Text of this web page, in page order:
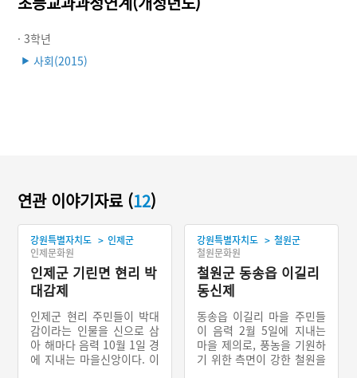
· 3학년
▶ 사회(2015)
연관 이야기자료 (12)
강원특별자치도 > 인제군
인제문화원
인제군 기린면 현리 박
대감제
인제군 현리 주민들이 박대
감이라는 인물을 신으로 삼
아 해마다 음력 10월 1일 경
에 지내는 마을신앙이다. 이
강원특별자치도 > 철원군
철원문화원
철원군 동송읍 이길리
동신제
동송읍 이길리 마을 주민들
이 음력 2월 5일에 지내는
마을 제의로, 풍농을 기원하
기 위한 측면이 강한 철원을